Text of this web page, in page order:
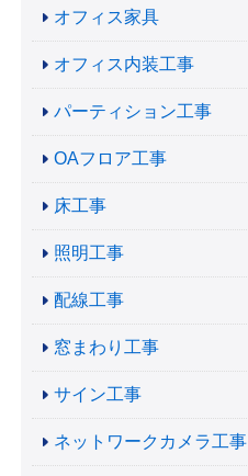
オフィス家具
オフィス内装工事
パーティション工事
OAフロア工事
床工事
照明工事
配線工事
窓まわり工事
サイン工事
ネットワークカメラ工事